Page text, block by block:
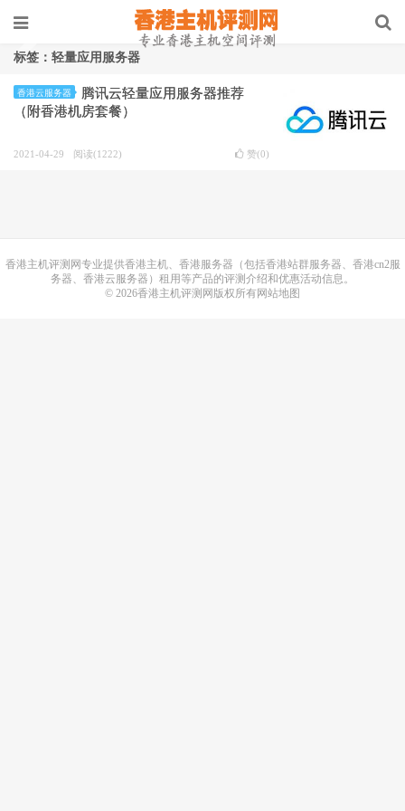
标签：轻量应用服务器
香港云服务器
腾讯云轻量应用服务器推荐
（附香港机房套餐）
2021-04-29 阅读(1222) 赞(0)
香港主机评测网专业提供香港主机、香港服务器（包括香港站群服务器、香港cn2服
务器、香港云服务器）租用等产品的评测介绍和优惠活动信息。
© 2026香港主机评测网版权所有网站地图